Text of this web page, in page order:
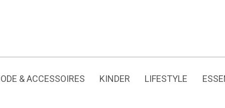
& ACCESSOIRES KINDER LIFESTYLE